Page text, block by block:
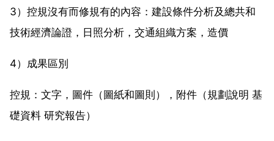
3）控規沒有而修規有的內容：建設條件分析及總共和
技術經濟論證，日照分析，交通組織方案，造價
4）成果區別
控規：文字，圖件（圖紙和圖則），附件（規劃說明 基
礎資料 研究報告）